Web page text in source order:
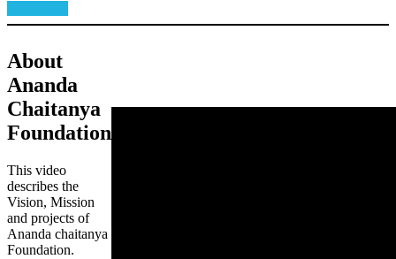
About
Ananda
Chaitanya
Foundation
This video
describes the
Vision, Mission
and projects of
Ananda chaitanya
Foundation.